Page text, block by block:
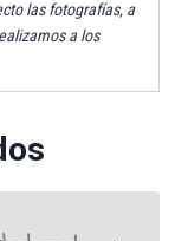
las fotografías, a
a los